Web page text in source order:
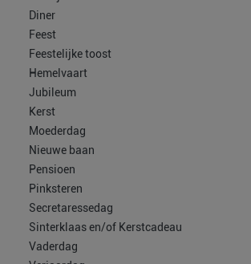
Diner
Feest
Feestelijke toost
Hemelvaart
Jubileum
Kerst
Moederdag
Nieuwe baan
Pensioen
Pinksteren
Secretaressedag
Sinterklaas en/of Kerstcadeau
Vaderdag